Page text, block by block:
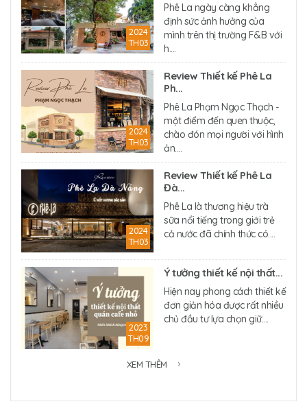
2024
TH03
Phê La ngày càng khẳng
định sức ảnh hưởng của
mình trên thị trường F&B với
h....
2024
TH03
Review Thiết kế Phê La
Ph...
Phê La Phạm Ngọc Thạch -
một điểm đến quen thuộc,
chào đón mọi người với hình
ản....
2024
TH03
Review Thiết kế Phê La
Đà...
Phê La là thương hiệu trà
sữa nổi tiếng trong giới trẻ
cả nước đã chính thức có....
2023
TH09
Ý tưởng thiết kế nội thất...
Hiện nay phong cách thiết kế
đơn giản hóa được rất nhiều
chủ đầu tư lựa chọn giữ....
XEM THÊM